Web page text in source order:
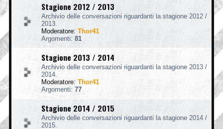
Stagione 2012 / 2013
Archivio delle conversazioni riguardanti la stagione 2012 /
2013.
Moderatore: Thor41
Argomenti: 81
Stagione 2013 / 2014
Archivio delle conversazioni riguardanti la stagione 2013 /
2014.
Moderatore: Thor41
Argomenti: 77
Stagione 2014 / 2015
Archivio delle conversazioni riguardanti la stagione 2014 /
2015.